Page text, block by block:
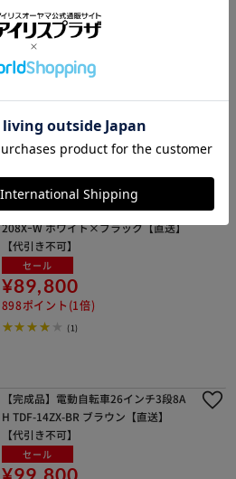
電動自転車 折り畳み 20インチ 6段 8A
H TDN-206XｰNYB マットブルー 【直
セール
¥86,801
折畳電動自転車20インチ6段8AH TDN-
208XｰW ホワイト×ブラック【直送】
【代引き不可】
セール
¥89,800
898ポイント(1倍)
(1)
【完成品】電動自転車26インチ3段8A
H TDF-14ZX-BR ブラウン【直送】
【代引き不可】
セール
¥99,800